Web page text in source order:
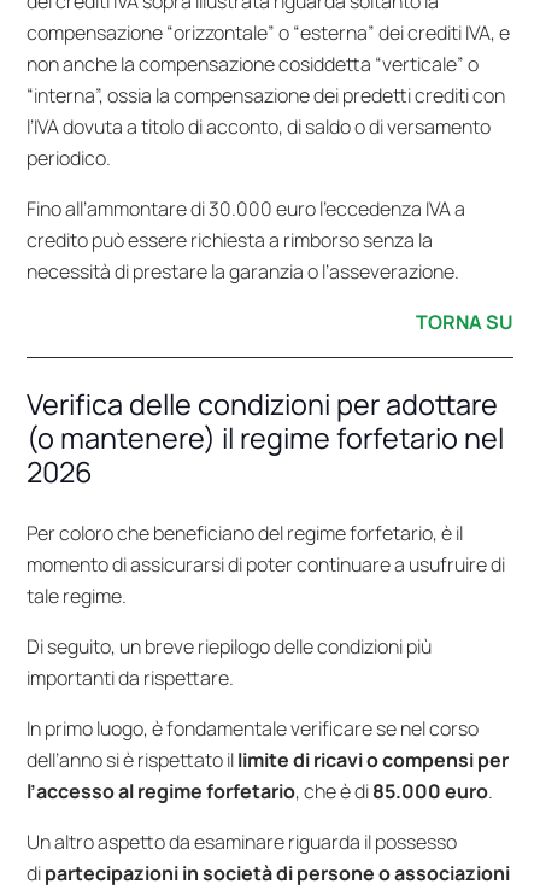
compensazione “orizzontale” o “esterna” dei crediti IVA, e
non anche la compensazione cosiddetta “verticale” o
“interna”, ossia la compensazione dei predetti crediti con
l’IVA dovuta a titolo di acconto, di saldo o di versamento
periodico.
Fino all’ammontare di 30.000 euro l’eccedenza IVA a
credito può essere richiesta a rimborso senza la
necessità di prestare la garanzia o l’asseverazione.
TORNA SU
Verifica delle condizioni per adottare
(o mantenere) il regime forfetario nel
2026
Per coloro che beneficiano del regime forfetario, è il
momento di assicurarsi di poter continuare a usufruire di
tale regime.
Di seguito, un breve riepilogo delle condizioni più
importanti da rispettare.
In primo luogo, è fondamentale verificare se nel corso
dell’anno si è rispettato illimite di ricavi o compensi per
l’accesso al regime forfetario, che è di85.000 euro.
Un altro aspetto da esaminare riguarda il possesso
dipartecipazioni in società di persone o associazioni